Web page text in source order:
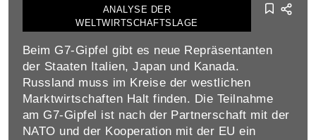
ANALYSE DER
WELTWIRTSCHAFTSLAGE
Beim G7-Gipfel gibt es neue Repräsentanten
der Staaten Italien, Japan und Kanada.
Russland muss im Kreise der westlichen
Marktwirtschaften Halt finden. Die Teilnahme
am G7-Gipfel ist nach der Partnerschaft mit der
NATO und der Kooperation mit der EU ein